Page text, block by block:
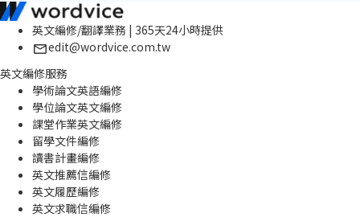
英文編修/翻譯業務 | 365天24小時提供
edit@wordvice.com.tw
英文編修服務
學術論文英語編修
學位論文英文編修
課堂作業英文編修
留學文件編修
讀書計畫編修
英文推薦信編修
英文履歷編修
英文求職信編修